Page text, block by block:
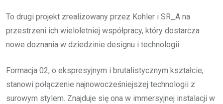
To drugi projekt zrealizowany przez Kohler i SR_A na
przestrzeni ich wieloletniej współpracy, który dostarcza
nowe doznania w dziedzinie designu i technologii.
Formacja 02, o ekspresyjnym i brutalistycznym kształcie,
stanowi połączenie najnowocześniejszej technologii z
surowym stylem. Znajduje się ona w immersyjnej instalacji w